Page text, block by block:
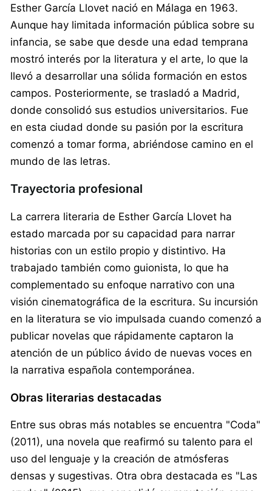
Esther García Llovet nació en Málaga en 1963.
Aunque hay limitada información pública sobre su
infancia, se sabe que desde una edad temprana
mostró interés por la literatura y el arte, lo que la
llevó a desarrollar una sólida formación en estos
campos. Posteriormente, se trasladó a Madrid,
donde consolidó sus estudios universitarios. Fue
en esta ciudad donde su pasión por la escritura
comenzó a tomar forma, abriéndose camino en el
mundo de las letras.
Trayectoria profesional
La carrera literaria de Esther García Llovet ha
estado marcada por su capacidad para narrar
historias con un estilo propio y distintivo. Ha
trabajado también como guionista, lo que ha
complementado su enfoque narrativo con una
visión cinematográfica de la escritura. Su incursión
en la literatura se vio impulsada cuando comenzó a
publicar novelas que rápidamente captaron la
atención de un público ávido de nuevas voces en
la narrativa española contemporánea.
Obras literarias destacadas
Entre sus obras más notables se encuentra "Coda"
(2011), una novela que reafirmó su talento para el
uso del lenguaje y la creación de atmósferas
densas y sugestivas. Otra obra destacada es "Las